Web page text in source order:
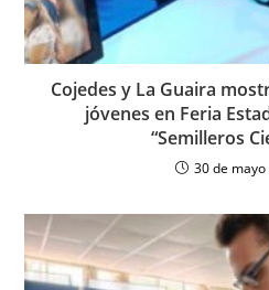
Cojedes y La Guaira
jóvenes en Feria
“Semilleros
30 de